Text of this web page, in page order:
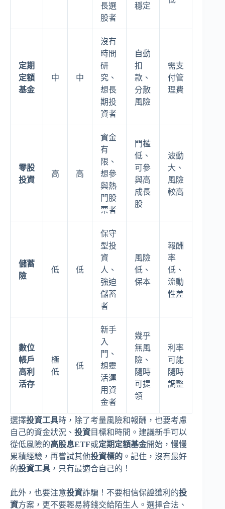
長選
股者
穩定
定期
定額
基金
中 中
沒有
時間
研
究、
想長
期投
資者
自動
扣
款、
分散
風險
需支
付管
理費
零股
投資
高 高
資金
有
限、
想參
與熱
門股
票者
門檻
低、
可參
與高
成長
股
波動
大、
風險
較高
儲蓄
險
低 低
保守
型投
資
人、
強迫
儲蓄
者
風險
低、
保本
報酬
率
低、
流動
性差
數位
帳戶
高利
活存
極
低
低
新手
入
門、
想靈
活運
用資
金者
幾乎
無風
險、
隨時
可提
領
利率
可能
隨時
調整
選擇投資工具時，除了考量風險和報酬，也要考慮
自己的資金狀況、 投資目標和時間。建議新手可以
從低風險的高股息ETF或定期定額基金開始，慢慢
累積經驗，再嘗試其他投資標的 。記住，沒有最好
的投資工具 ，只有最適合自己的！
此外，也要注意投資詐騙！不要相信保證獲利的投
資方案，更不要輕易將錢交給陌生人。選擇合法、